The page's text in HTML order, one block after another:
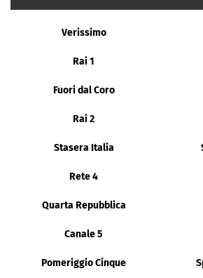
Verissimo
Rai 1
Fuori dal Coro
Rai 2
Stasera Italia
Rete 4
Quarta Repubblica
Canale 5
Pomeriggio Cinque